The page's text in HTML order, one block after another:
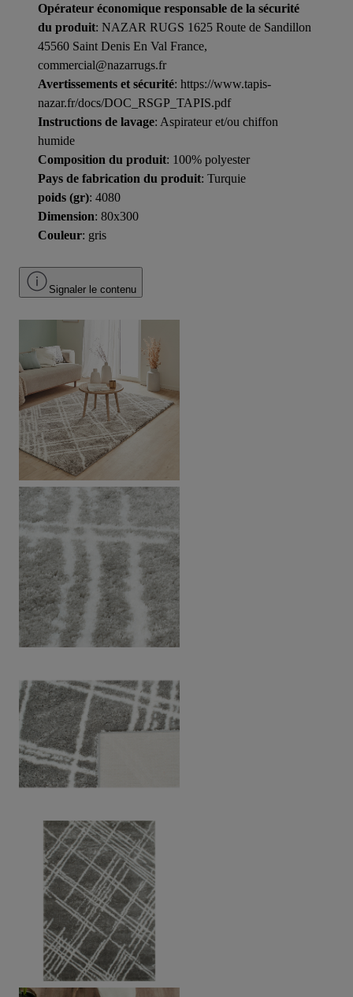
Opérateur économique responsable de la sécurité
du produit: NAZAR RUGS 1625 Route de Sandillon
45560 Saint Denis En Val France,
commercial@nazarrugs.fr
Avertissements et sécurité: https://www.tapis-
nazar.fr/docs/DOC_RSGP_TAPIS.pdf
Instructions de lavage: Aspirateur et/ou chiffon
humide
Composition du produit: 100% polyester
Pays de fabrication du produit: Turquie
poids (gr): 4080
Dimension: 80x300
Couleur: gris
Signaler le contenu